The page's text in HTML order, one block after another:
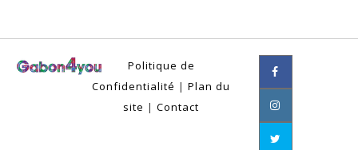
Politique de
Confidentialité | Plan du
site | Contact